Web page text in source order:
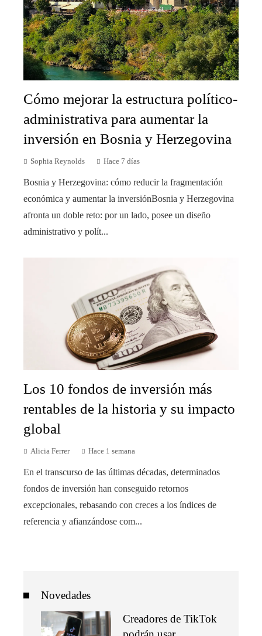
Cómo mejorar la estructura político-
administrativa para aumentar la
inversión en Bosnia y Herzegovina
Sophia Reynolds Hace 7 días
Bosnia y Herzegovina: cómo reducir la fragmentación
económica y aumentar la inversiónBosnia y Herzegovina
afronta un doble reto: por un lado, posee un diseño
administrativo y polít...
Los 10 fondos de inversión más
rentables de la historia y su impacto
global
Alicia Ferrer Hace 1 semana
En el transcurso de las últimas décadas, determinados
fondos de inversión han conseguido retornos
excepcionales, rebasando con creces a los índices de
referencia y afianzándose com...
Novedades
Creadores de TikTok